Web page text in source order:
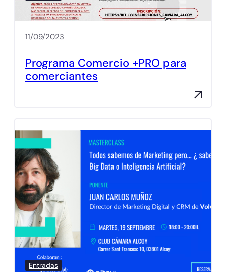
11/09/2023
Programa Comercio +PRO para
comerciantes
Entradas